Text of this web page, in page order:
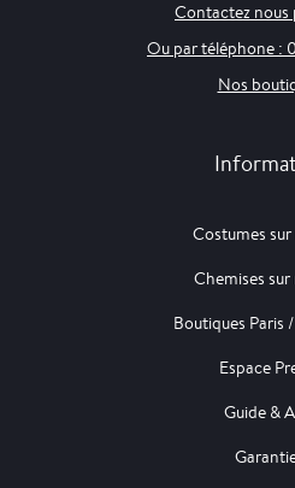
Contactez nous
Ou par téléphone :
Nos
Costumes sur
Chemises sur
Boutiques Paris
Espace
Guide &